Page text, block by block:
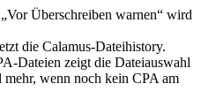
Vor Überschreiben warnen
wird
die Calamus-Dateihistory.
Dateien zeigt die Dateiauswahl
wenn noch kein CPA am